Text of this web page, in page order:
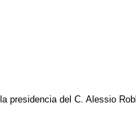
del C. Alessio